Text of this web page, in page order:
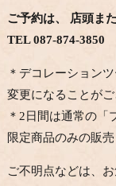
ご予約は、 店頭ま
TEL 087-874-3850
＊デコレーション
変更になることがご
＊2日間は通常の「
限定商品のみの販
ご不明点などは、